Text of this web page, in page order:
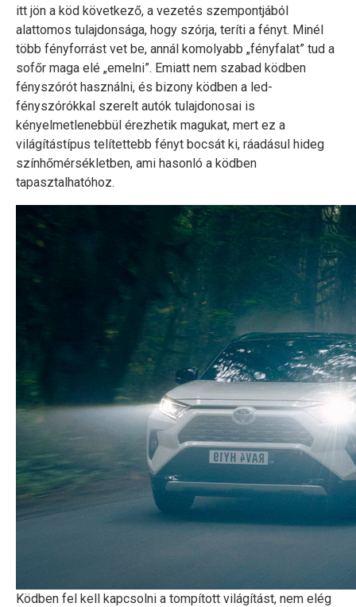
itt jön a köd következő, a vezetés szempontjából
alattomos tulajdonsága, hogy szórja, teríti a fényt. Minél
több fényforrást vet be, annál komolyabb „fényfalat” tud a
sofőr maga elé „emelni”. Emiatt nem szabad ködben
fényszórót használni, és bizony ködben a led-
fényszórókkal szerelt autók tulajdonosai is
kényelmetlenebbül érezhetik magukat, mert ez a
világítástípus telítettebb fényt bocsát ki, ráadásul hideg
színhőmérsékletben, ami hasonló a ködben
tapasztalhatóhoz.
Ködben fel kell kapcsolni a tompított világítást, nem elég